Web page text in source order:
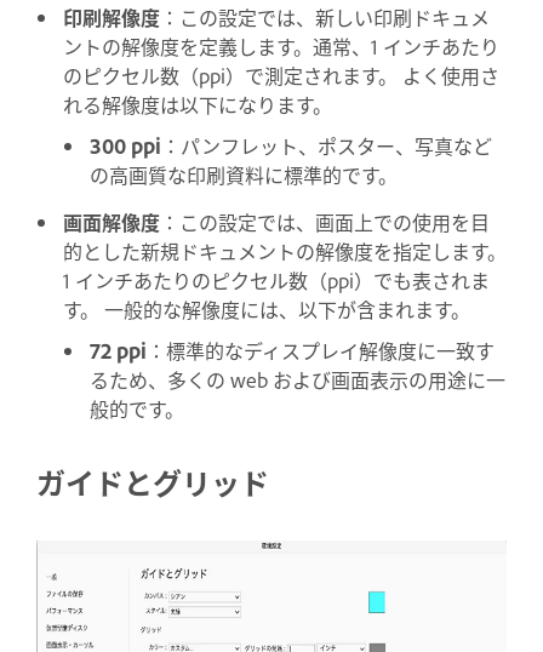
印刷解像度 ：この設定では、新しい印刷ドキュメ
ントの解像度を定義します。通常、1 インチあたり
のピクセル数（ppi）で測定されます。 よく使用さ
れる解像度は以下になります。
300 ppi ：パンフレット、ポスター、写真など
の高画質な印刷資料に標準的です。
画面解像度 ：この設定では、画面上での使用を目
的とした新規ドキュメントの解像度を指定します。
1 インチあたりのピクセル数（ppi）でも表されま
す。 一般的な解像度には、以下が含まれます。
72 ppi ：標準的なディスプレイ解像度に一致す
るため、多くの web および画面表示の用途に一
般的です。
ガイドとグリッド